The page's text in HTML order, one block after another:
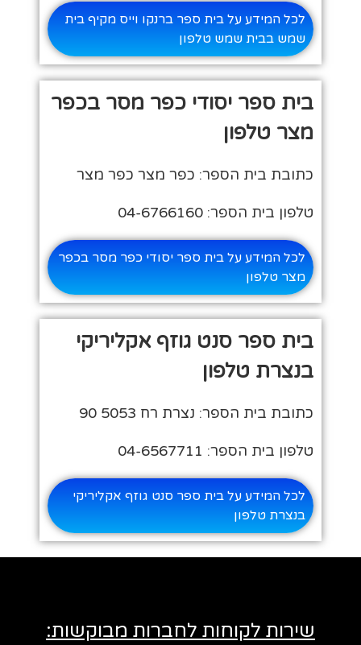
לכל המידע על בית ספר ברנקו וייס מקיף בית
שמש בבית שמש טלפון
בית ספר יסודי כפר מסר בכפר
מצר טלפון
כתובת בית הספר: כפר מצר כפר מצר
טלפון בית הספר: 04-6766160
לכל המידע על בית ספר יסודי כפר מסר בכפר
מצר טלפון
בית ספר סנט גוזף אקליריקי
בנצרת טלפון
כתובת בית הספר: נצרת רח 5053 90
טלפון בית הספר: 04-6567711
לכל המידע על בית ספר סנט גוזף אקליריקי
בנצרת טלפון
שירות לקוחות לחברות מבוקשות: